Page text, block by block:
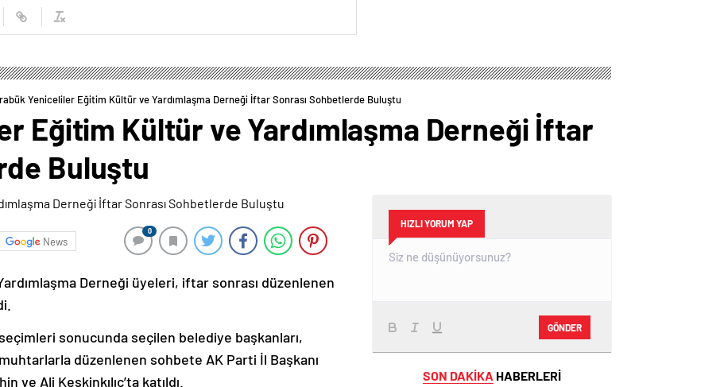
Yeniceliler Eğitim Kültür ve Yardımlaşma Derneği İftar Sonrası Sohbetlerde Buluştu
Eğitim Kültür ve Yardımlaşma Derneği İftar
Buluştu
News
0
Derneği üyeleri, iftar sonrası düzenlenen
sonucunda seçilen belediye başkanları,
düzenlenen sohbete AK Parti İl Başkanı
ve Ali Keskinkılıç’ta katıldı.
HIZLI YORUM YAP
GÖNDER
SON DAKİKA HABERLERİ